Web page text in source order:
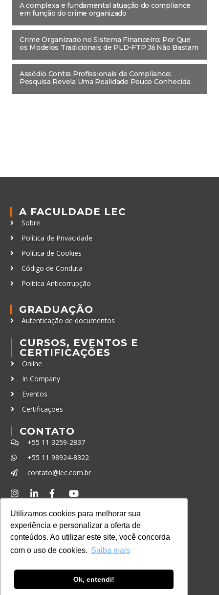
Utilizamos cookies para melhorar sua
experiência e personalizar a oferta de
conteúdos. Ao utilizar este site, você concorda
com o uso de cookies. Saiba mais
Ok, entendi!
A complexa e fundamental atuação do compliance
em função do crime organizado
Crime Organizado no Sistema Financeiro: Por Que
os Modelos Tradicionais de PLD-FTP Já Não Bastam
Assédio Contra Profissionais de Compliance:
Pesquisa Revela Uma Realidade Pouco Conhecida
A FACULDADE LEC
Sobre
Política de Privacidade
Política de Cookies
Código de Conduta
Política Anticorrupção
GRADUAÇÃO
Autenticação de documentos
CURSOS, EVENTOS E
CERTIFICAÇÕES
Online
In Company
Eventos
Certificações
CONTATO
+55 11 3259-2837
+55 11 98924-8322
contato@lec.com.br
Consulte aqui o cadastro da Instituição no
Sistema e-MEC